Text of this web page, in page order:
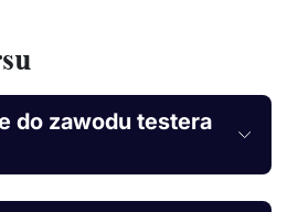
do zawodu testera